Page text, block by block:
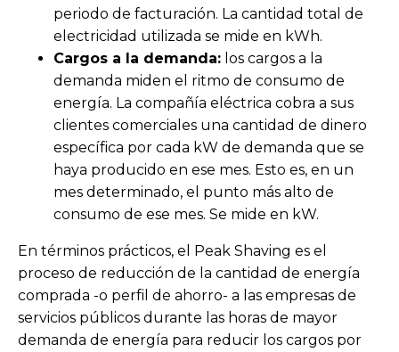
periodo de facturación. La cantidad total de
electricidad utilizada se mide en kWh.
Cargos a la demanda: los cargos a la
demanda miden el ritmo de consumo de
energía. La compañía eléctrica cobra a sus
clientes comerciales una cantidad de dinero
específica por cada kW de demanda que se
haya producido en ese mes. Esto es, en un
mes determinado, el punto más alto de
consumo de ese mes. Se mide en kW.
En términos prácticos, el Peak Shaving es el
proceso de reducción de la cantidad de energía
comprada -o perfil de ahorro- a las empresas de
servicios públicos durante las horas de mayor
demanda de energía para reducir los cargos por